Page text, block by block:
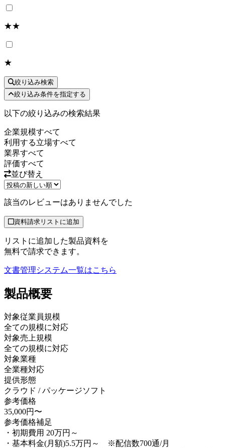
★★
★
絞り込み検索
絞り込み条件を指定する
以下の絞り込みの検索結果
企業規模すべて
利用する立場すべて
業界すべて
評価すべて
並び替え
該当のレビューはありませんでした
資料請求リストに追加
リストに追加した製品資料を
無料で請求できます。
文書管理システム一覧はこちら
製品概要
対象従業員規模
全ての規模に対応
対象売上規模
全ての規模に対応
対象業種
全業種対応
提供形態
クラウド / パッケージソフト
参考価格
35,000円〜
参考価格補足
・初期費用 20万円～
・基本料金(月額)5.5万円～ ※配信数700通/月